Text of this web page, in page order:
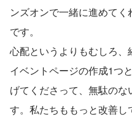
ンズオンで一緒に進めて
です。
心配というよりもむしろ
イベントページの作成1つ
げてくださって、無駄の
す。私たちももっと改善し